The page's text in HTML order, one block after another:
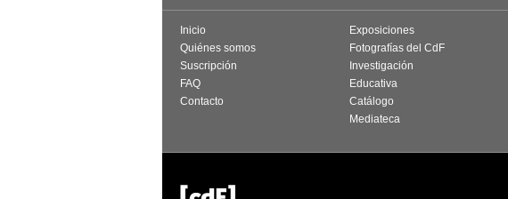
Inicio
Quiénes somos
Suscripción
FAQ
Contacto
Exposiciones
Fotografías del CdF
Investigación
Educativa
Catálogo
Mediateca